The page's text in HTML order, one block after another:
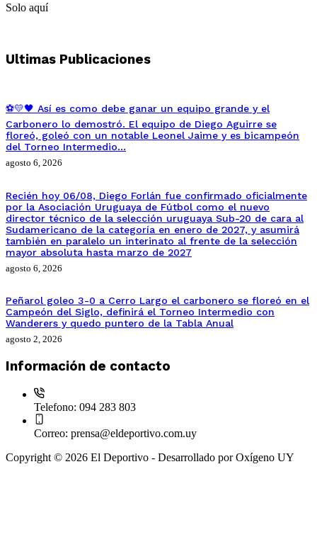
Solo aquí
Ultimas Publicaciones
⚽💛🖤 Así es como debe ganar un equipo grande y el
Carbonero lo demostró. El equipo de Diego Aguirre se
floreó, goleó con un notable Leonel Jaime y es bicampeón
del Torneo Intermedio…
agosto 6, 2026
Recién hoy 06/08, Diego Forlán fue confirmado oficialmente
por la Asociación Uruguaya de Fútbol como el nuevo
director técnico de la selección uruguaya Sub-20 de cara al
Sudamericano de la categoría en enero de 2027, y asumirá
también en paralelo un interinato al frente de la selección
mayor absoluta hasta marzo de 2027
agosto 6, 2026
Peñarol goleo 3-0 a Cerro Largo el carbonero se floreó en el
Campeón del Siglo, definirá el Torneo Intermedio con
Wanderers y quedo puntero de la Tabla Anual
agosto 2, 2026
Información de contacto
Telefono: 094 283 803
Correo: prensa@eldeportivo.com.uy
Copyright © 2026 El Deportivo - Desarrollado por Oxígeno UY